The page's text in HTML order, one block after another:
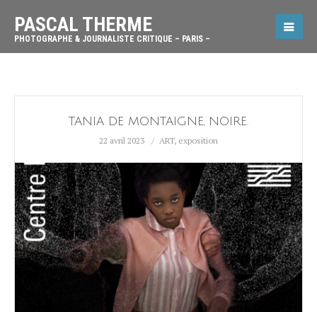
PASCAL THERME
PHOTOGRAPHE & JOURNALISTE CRITIQUE – PARIS –
TANIA DE MONTAIGNE, NOIRE.
22 avril 2023 ART, exposition